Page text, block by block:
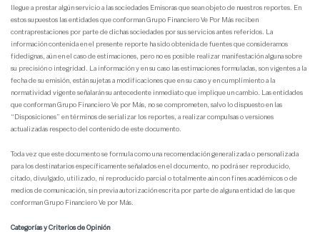
llegue a prestar algún servicio a las sociedades Emisoras que sean objeto de nuestros reportes. En
estos supuestos las entidades que conforman Grupo Financiero Ve Por Más reciben
contraprestaciones por parte de dichas sociedades por sus servicios antes referidos. La
información contenida en el presente reporte ha sido obtenida de fuentes que consideramos
fidedignas, aún en el caso de estimaciones, pero no es posible realizar manifestación alguna sobre
su precisión o integridad. La información y en su caso las estimaciones formuladas, son vigentes a la
fecha de su emisión, están sujetas a modificaciones que en su caso y en cumplimiento a la
normatividad vigente señalarán su antecedente inmediato que implique un cambio. Las entidades
que conforman Grupo Financiero Ve por Más, no se comprometen, salvo lo dispuesto en las
“Disposiciones” en términos de serializar los reportes, a realizar compulsas o versiones
actualizadas respecto del contenido de este documento.
Toda vez que este documento se formula como una recomendación generalizada o personalizada
para los destinatarios específicamente señalados en el documento, no podrá ser reproducido,
citado, divulgado, utilizado, ni reproducido parcial o totalmente aún con fines académicos o de
medios de comunicación, sin previa autorización escrita por parte de alguna entidad de las que
conforman Grupo Financiero Ve por Más.
Categorías y Criterios de Opinión